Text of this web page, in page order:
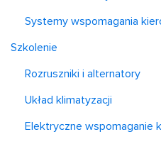
Systemy wspomagania
Szkolenie
Rozruszniki i alternatory
Układ klimatyzacji
Elektryczne wspomaganie